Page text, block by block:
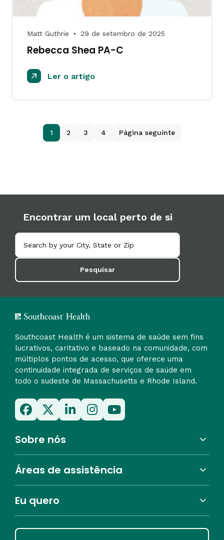
Matt Guthrie ● 29 de setembro de 2025
Rebecca Shea PA-C
Ler o artigo
1 2 3 4 Página seguinte
Encontrar um local perto de si
Pesquisar
Southcoast Health é um sistema de saúde sem fins
lucrativos, caritativo e baseado na comunidade, com
múltiplos pontos de acesso, que oferece uma
continuidade integrada de serviços de saúde em
todo o sudeste de Massachusetts e Rhode Island.
Sobre nós
Áreas de assistência
Eu quero